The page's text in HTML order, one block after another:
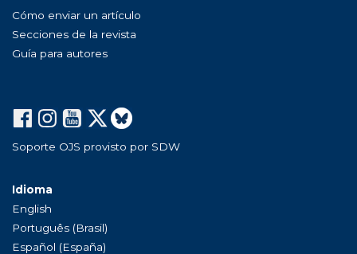
Cómo enviar un artículo
Secciones de la revista
Guía para autores
Soporte OJS provisto por SDW
Idioma
English
Português (Brasil)
Español (España)